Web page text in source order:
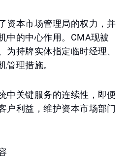
资本市场管理局的权力，并
中的中心作用。CMA现被
为持牌实体指定临时经理、
管理措施。
中关键服务的连续性，即便
户利益，维护资本市场部门